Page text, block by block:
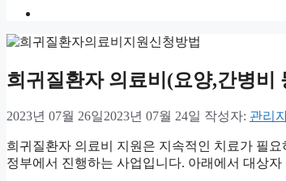
희귀질환자 의료비(요양,간병비
2023년 07월 26일2023년 07월 24일 작성자: 관리
희귀질환자 의료비 지원은 지속적인 치료가 필
정부에서 진행하는 사업입니다. 아래에서 대상